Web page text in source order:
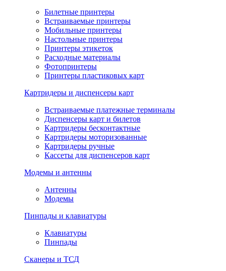
Билетные принтеры
Встраиваемые принтеры
Мобильные принтеры
Настольные принтеры
Принтеры этикеток
Расходные материалы
Фотопринтеры
Принтеры пластиковых карт
Картридеры и диспенсеры карт
Встраиваемые платежные терминалы
Диспенсеры карт и билетов
Картридеры бесконтактные
Картридеры моторизованные
Картридеры ручные
Кассеты для диспенсеров карт
Модемы и антенны
Антенны
Модемы
Пинпады и клавиатуры
Клавиатуры
Пинпады
Сканеры и ТСД